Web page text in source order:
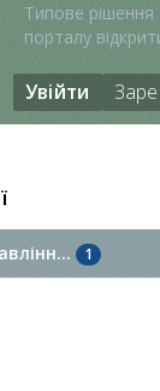
Типове рішення
порталу
Увійти
1